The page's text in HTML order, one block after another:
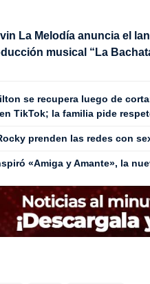
La Melodía anuncia el
musical “La
se recupera luego de
TikTok; la familia pide
prenden las redes con
«Amiga y Amante», la